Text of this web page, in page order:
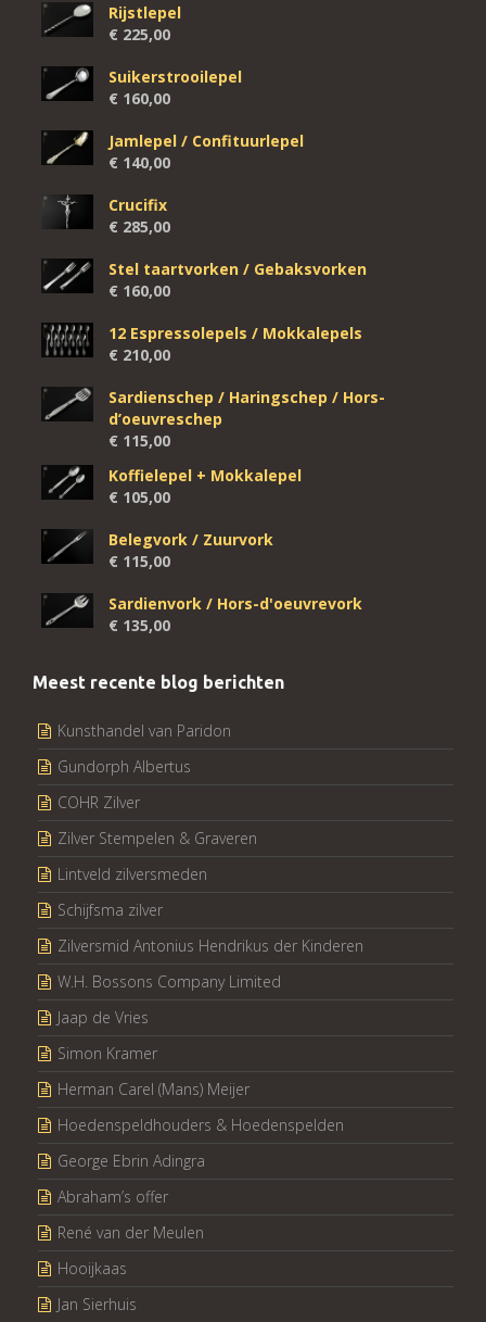
Rijstlepel
€ 225,00
Suikerstrooilepel
€ 160,00
Jamlepel / Confituurlepel
€ 140,00
Crucifix
€ 285,00
Stel taartvorken / Gebaksvorken
€ 160,00
12 Espressolepels / Mokkalepels
€ 210,00
Sardienschep / Haringschep / Hors-
d’oeuvreschep
€ 115,00
Koffielepel + Mokkalepel
€ 105,00
Belegvork / Zuurvork
€ 115,00
Sardienvork / Hors-d'oeuvrevork
€ 135,00
Meest recente blog berichten
Kunsthandel van Paridon
Gundorph Albertus
COHR Zilver
Zilver Stempelen & Graveren
Lintveld zilversmeden
Schijfsma zilver
Zilversmid Antonius Hendrikus der Kinderen
W.H. Bossons Company Limited
Jaap de Vries
Simon Kramer
Herman Carel (Mans) Meijer
Hoedenspeldhouders & Hoedenspelden
George Ebrin Adingra
Abraham’s offer
René van der Meulen
Hooijkaas
Jan Sierhuis